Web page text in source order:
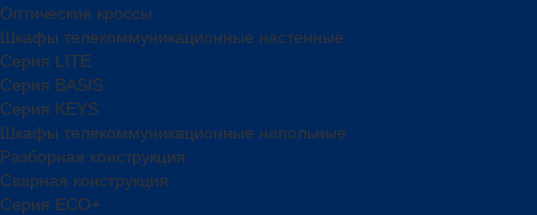
Оптические кроссы
Шкафы телекоммуникационные настенные
Cерия LITE
Cерия BASIS
Cерия KEYS
Шкафы телекоммуникационные напольные
Разборная конструкция
Сварная конструкция
Серия ECO+